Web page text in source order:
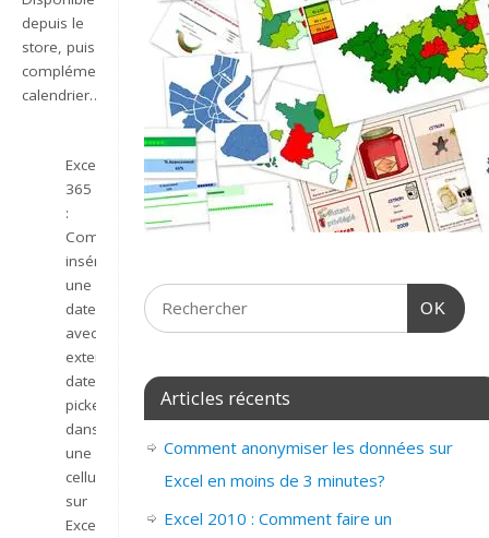
depuis le
store, puis
complément
calendrier…
Excel
365
:
Comment
insérer
une
date
avec
extension
date
picker
dans
une
cellule
sur
Excel
OK
Articles récents
Comment anonymiser les données sur
Excel en moins de 3 minutes?
Excel 2010 : Comment faire un